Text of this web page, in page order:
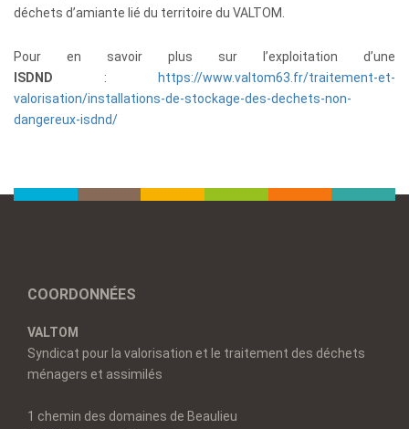
déchets d’amiante lié du territoire du VALTOM.
Pour en savoir plus sur l’exploitation d’une
ISDND :
https://www.valtom63.fr/traitement-et-
valorisation/installations-de-stockage-des-dechets-non-
dangereux-isdnd/
COORDONNÉES
VALTOM
Syndicat pour la valorisation et le traitement des déchets
ménagers et assimilés
1 chemin des domaines de Beaulieu